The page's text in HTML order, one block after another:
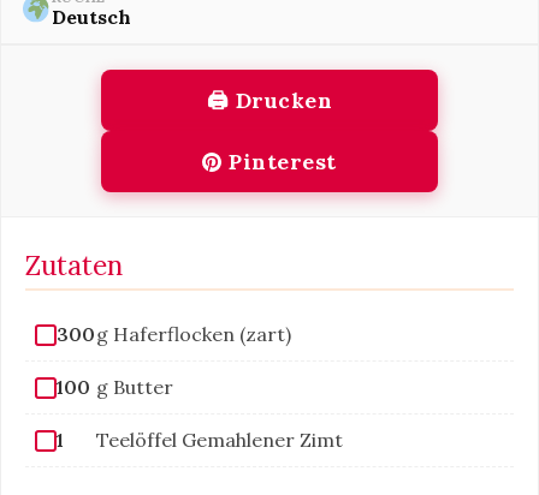
Deutsch
🖨 Drucken
Pinterest
Zutaten
300g Haferflocken (zart)
100 g Butter
1 Teelöffel Gemahlener Zimt